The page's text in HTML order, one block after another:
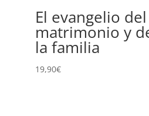
El evangelio del
matrimonio y
la familia
19,90€